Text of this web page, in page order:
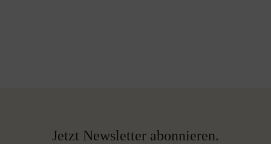
Jetzt Newsletter abonnieren.